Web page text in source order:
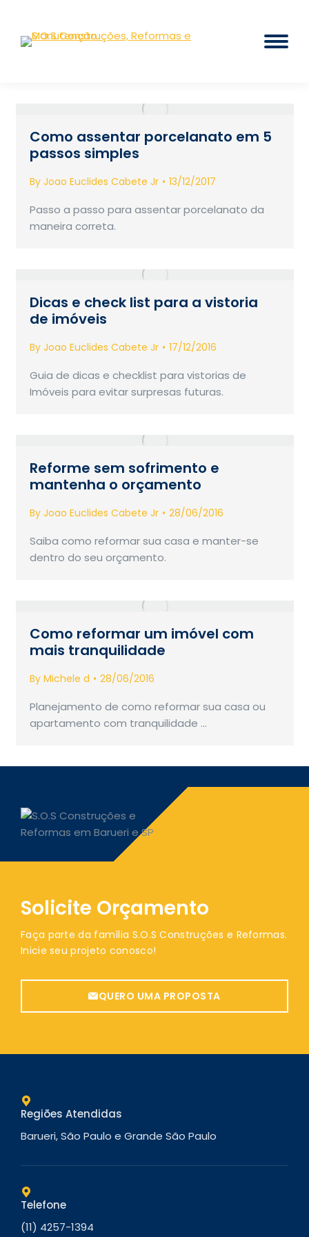
Como assentar porcelanato em 5
passos simples
By Joao Euclides Cabete Jr 13/12/2017
Passo a passo para assentar porcelanato da
maneira correta.
Dicas e check list para a vistoria
de imóveis
By Joao Euclides Cabete Jr 17/12/2016
Guia de dicas e checklist para vistorias de
Imóveis para evitar surpresas futuras.
Reforme sem sofrimento e
mantenha o orçamento
By Joao Euclides Cabete Jr 28/06/2016
Saiba como reformar sua casa e manter-se
dentro do seu orçamento.
Como reformar um imóvel com
mais tranquilidade
By Michele d 28/06/2016
Planejamento de como reformar sua casa ou
apartamento com tranquilidade …
Solicite Orçamento
Faça parte da família S.O.S Construções e Reformas.
Inicie seu projeto conosco!
QUERO UMA PROPOSTA
Regiões Atendidas
Barueri, São Paulo e Grande São Paulo
Telefone
(11) 4257-1394